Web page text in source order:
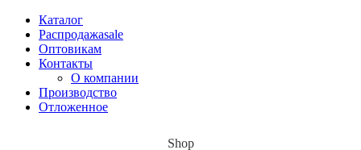
Каталог
Распродажаsale
Оптовикам
Контакты
О компании
Производство
Отложенное
Shop